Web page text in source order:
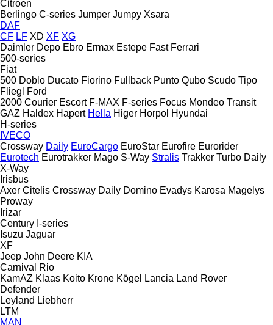
Citroen
Berlingo C-series Jumper Jumpy Xsara
DAF
CF LF XD XF XG
Daimler Depo Ebro Ermax Estepe Fast Ferrari
500-series
Fiat
500 Doblo Ducato Fiorino Fullback Punto Qubo Scudo Tipo
Fliegl
Ford
2000 Courier Escort F-MAX F-series Focus Mondeo Transit
GAZ Haldex Hapert Hella Higer Horpol Hyundai
H-series
IVECO
Crossway Daily EuroCargo EuroStar Eurofire Eurorider
Eurotech Eurotrakker Mago S-Way Stralis Trakker Turbo Daily
X-Way
Irisbus
Axer Citelis Crossway Daily Domino Evadys Karosa Magelys
Proway
Irizar
Century I-series
Isuzu Jaguar
XF
Jeep John Deere KIA
Carnival
Rio
KamAZ Klaas Koito Krone Kögel Lancia Land Rover
Defender
Leyland Liebherr
LTM
MAN